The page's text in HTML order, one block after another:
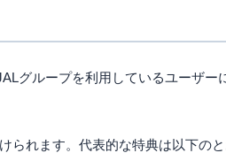
グループを利用しているユーザー
れます。代表的な特典は以下のと